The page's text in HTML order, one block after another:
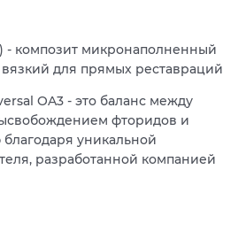
- композит микронаполненный
для прямых реставраций
OA3 - это баланс между
фторидов и
уникальной
разработанной компанией